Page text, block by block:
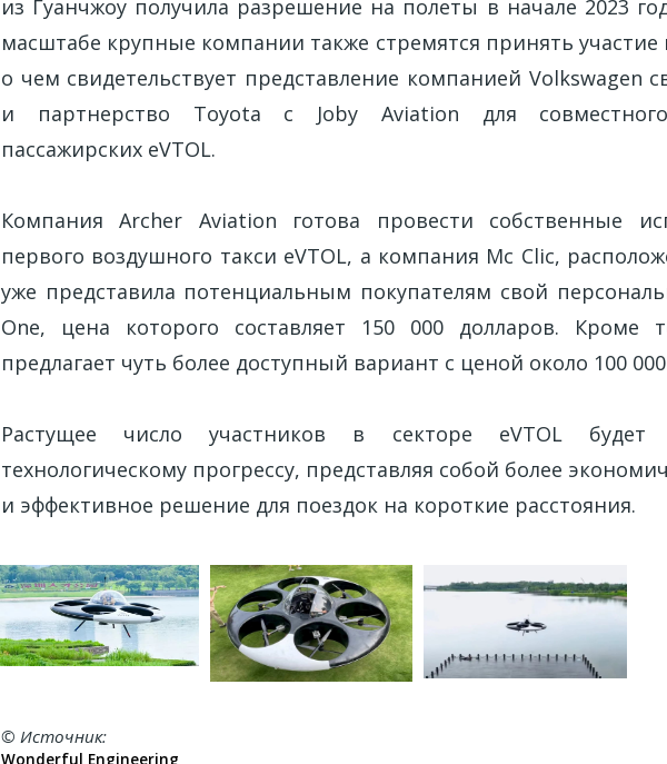
из Гуанчжоу получила разрешение на полеты в начале 2023
масштабе крупные компании также стремятся принять участие
о чем свидетельствует представление компанией Volkswagen
и партнерство Toyota с Joby Aviation для совместного
пассажирских eVTOL.
Компания Archer Aviation готова провести собственные
первого воздушного такси eVTOL, а компания Mc Clic,
уже представила потенциальным покупателям свой
One, цена которого составляет 150 000 долларов. Кроме
предлагает чуть более доступный вариант с ценой около 100
Растущее число участников в секторе eVTOL будет
технологическому прогрессу, представляя собой более
и эффективное решение для поездок на короткие расстояния.
© Источник
Wonderful Engineering